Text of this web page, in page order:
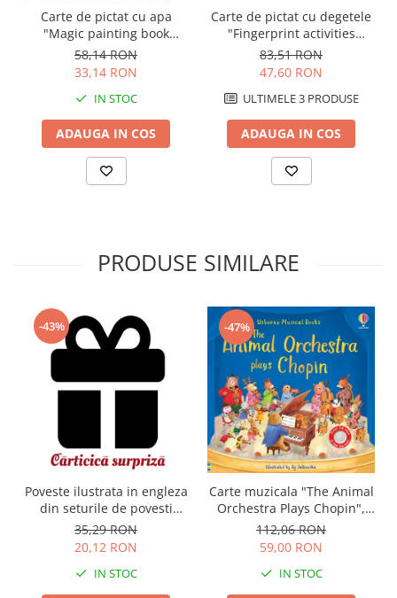
Carte de pictat cu apa
"Magic painting book
Rainbows", Usborne
58,14 RON
33,14 RON
IN STOC
ADAUGA IN COS
Carte de pictat cu degetele
"Fingerprint activities
Unicorns and Fairies",
Usborne
83,51 RON
47,60 RON
ULTIMELE 3 PRODUSE
ADAUGA IN COS
PRODUSE SIMILARE
-43%
Poveste ilustrata in engleza
din seturile de povesti
Usborne
35,29 RON
20,12 RON
IN STOC
-47%
Carte muzicala "The Animal
Orchestra Plays Chopin",
cartonata, Usborne
112,06 RON
59,00 RON
IN STOC